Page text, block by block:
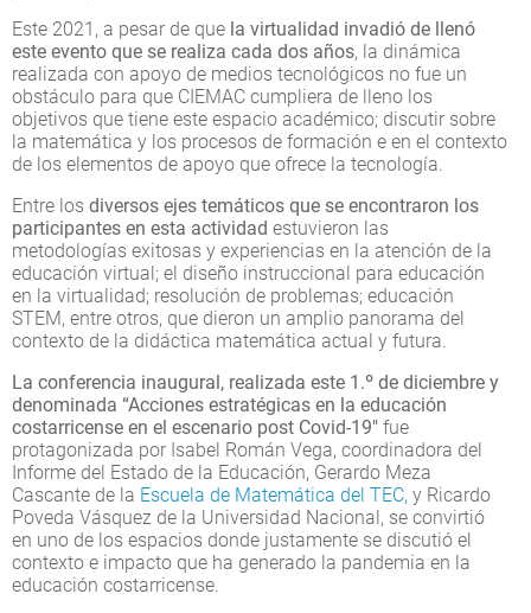
Este 2021, a pesar de que la virtualidad invadió de llenó
este evento que se realiza cada dos años, la dinámica
realizada con apoyo de medios tecnológicos no fue un
obstáculo para que CIEMAC cumpliera de lleno los
objetivos que tiene este espacio académico; discutir sobre
la matemática y los procesos de formación e en el contexto
de los elementos de apoyo que ofrece la tecnología.
Entre los diversos ejes temáticos que se encontraron los
participantes en esta actividad estuvieron las
metodologías exitosas y experiencias en la atención de la
educación virtual; el diseño instruccional para educación
en la virtualidad; resolución de problemas; educación
STEM, entre otros, que dieron un amplio panorama del
contexto de la didáctica matemática actual y futura.
La conferencia inaugural, realizada este 1.º de diciembre y
denominada “Acciones estratégicas en la educación
costarricense en el escenario post Covid-19" fue
protagonizada por Isabel Román Vega, coordinadora del
Informe del Estado de la Educación, Gerardo Meza
Cascante de la Escuela de Matemática del TEC, y Ricardo
Poveda Vásquez de la Universidad Nacional, se convirtió
en uno de los espacios donde justamente se discutió el
contexto e impacto que ha generado la pandemia en la
educación costarricense.